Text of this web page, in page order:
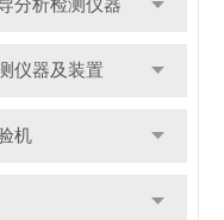
分析检测仪器
仪器及装置
机